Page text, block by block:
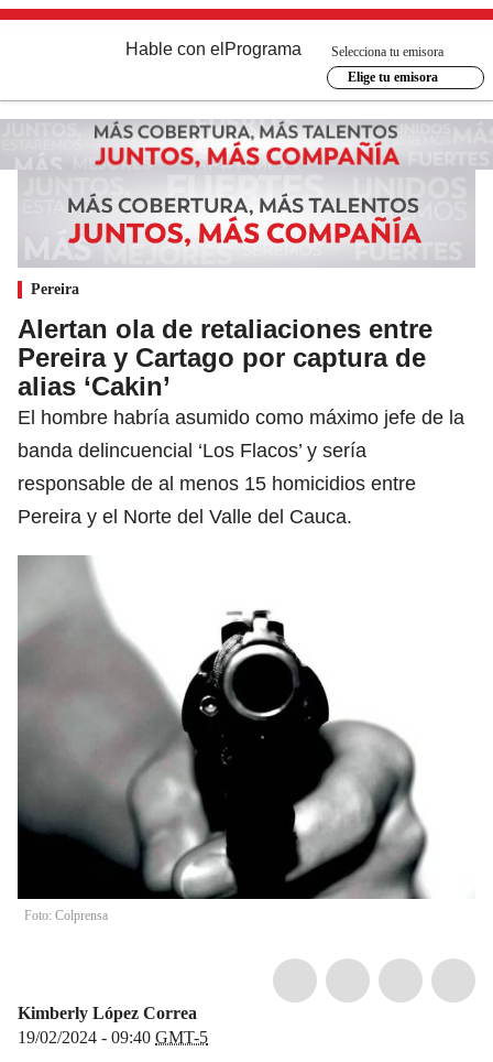
Hable con el Programa
Selecciona tu emisora
Elige tu emisora
Pereira
Alertan ola de retaliaciones entre
Pereira y Cartago por captura de
alias ‘Cakin’
El hombre habría asumido como máximo jefe de la
banda delincuencial ‘Los Flacos’ y sería
responsable de al menos 15 homicidios entre
Pereira y el Norte del Valle del Cauca.
Foto: Colprensa
Kimberly López Correa
19/02/2024 - 09:40 GMT-5